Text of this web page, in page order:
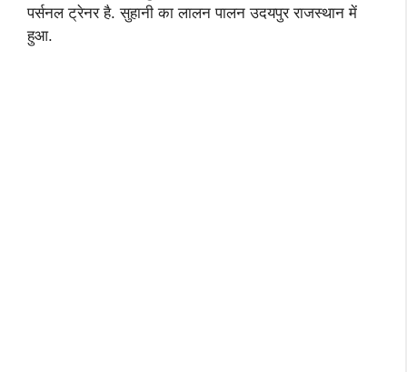
पर्सनल ट्रेनर है. सुहानी का लालन पालन उदयपुर राजस्थान में
हुआ.